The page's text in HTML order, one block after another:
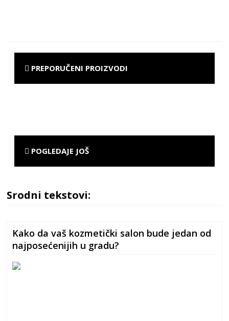
PREPORUČENI PROIZVODI
POGLEDAJE JOŠ
Srodni tekstovi:
Kako da vaš kozmetički salon bude jedan od
najposećenijih u gradu?